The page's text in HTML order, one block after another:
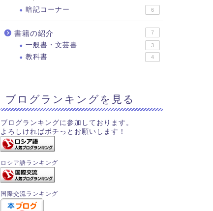
暗記コーナー 6
書籍の紹介 7
一般書・文芸書 3
教科書 4
ブログランキングを見る
ブログランキングに参加しております。
よろしければポチっとお願いします！
ロシア語ランキング
国際交流ランキング